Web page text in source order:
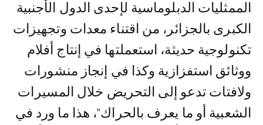
الممثليات الدبلوماسية لإحدى الدول الأجنبية
الكبرى بالجزائر، من اقتناء معدات وتجهيزات
تكنولوجية حديثة، استعملتها في إنتاج أفلام
ووثائق استفزازية وكذا في إنجاز منشورات
ولافتات تدعو إلى التحريض خلال المسيرات
الشعبية أو ما يعرف بالحراك"، هذا ما ورد في